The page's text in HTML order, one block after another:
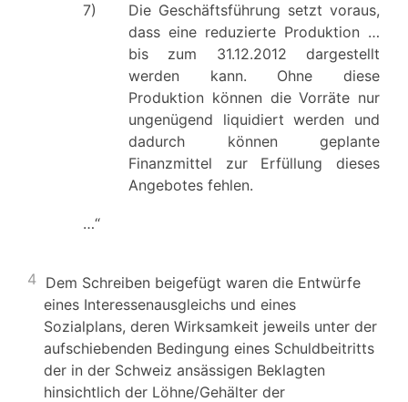
7)
Die Geschäftsführung setzt voraus,
dass eine reduzierte Produktion …
bis zum 31.12.2012 dargestellt
werden kann. Ohne diese
Produktion können die Vorräte nur
ungenügend liquidiert werden und
dadurch können geplante
Finanzmittel zur Erfüllung dieses
Angebotes fehlen.
…“
4 Dem Schreiben beigefügt waren die Entwürfe
eines Interessenausgleichs und eines
Sozialplans, deren Wirksamkeit jeweils unter der
aufschiebenden Bedingung eines Schuldbeitritts
der in der Schweiz ansässigen Beklagten
hinsichtlich der Löhne/Gehälter der